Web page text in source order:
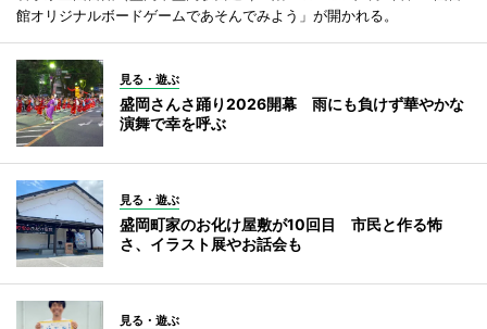
館オリジナルボードゲームであそんでみよう」が開かれる。
見る・遊ぶ
盛岡さんさ踊り2026開幕 雨にも負けず華やかな
演舞で幸を呼ぶ
見る・遊ぶ
盛岡町家のお化け屋敷が10回目 市民と作る怖
さ、イラスト展やお話会も
見る・遊ぶ